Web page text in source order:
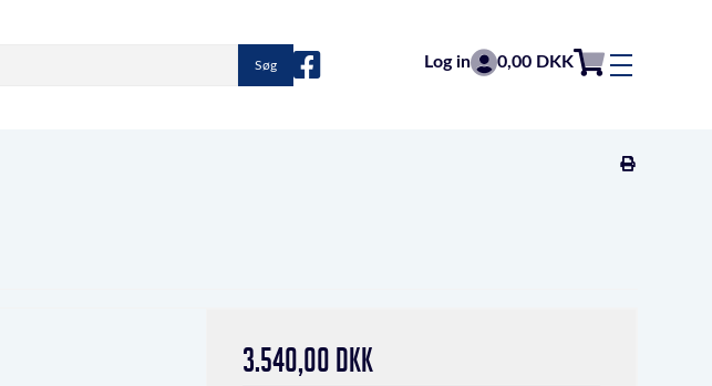
Søg Log in 0,00 DKK
3.540,00 DKK